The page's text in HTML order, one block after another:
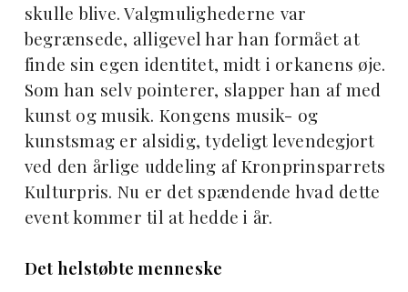
skulle blive. Valgmulighederne var
begrænsede, alligevel har han formået at
finde sin egen identitet, midt i orkanens øje.
Som han selv pointerer, slapper han af med
kunst og musik. Kongens musik- og
kunstsmag er alsidig, tydeligt levendegjort
ved den årlige uddeling af Kronprinsparrets
Kulturpris. Nu er det spændende hvad dette
event kommer til at hedde i år.
Det helstøbte menneske